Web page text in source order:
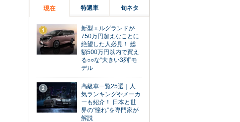
現在 特選車 旬ネタ
1
新型エルグランドが
750万円超えなことに
絶望した人必見！ 総
額500万円以内で買え
る○○な“大きい3列”モ
デル
2
高級車一覧25選｜人
気ランキングやメーカ
ーも紹介！ 日本と世
界の“憧れ”を専門家が
解説